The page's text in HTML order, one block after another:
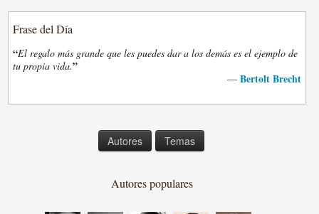
Frase del Día
“El regalo más grande que les puedes dar a los demás es el ejemplo de
tu propia vida.”
— Bertolt Brecht
Autores Temas
Autores populares